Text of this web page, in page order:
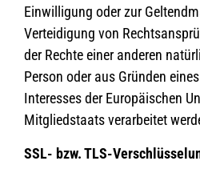
Einwilligung oder zur
Verteidigung von
der Rechte einer anderen
Person oder aus Gründen
Interesses der Europäischen
Mitgliedstaats verarbeitet
SSL- bzw. TLS-